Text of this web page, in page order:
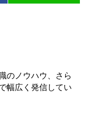
のノウハウ、さら
幅広く発信してい